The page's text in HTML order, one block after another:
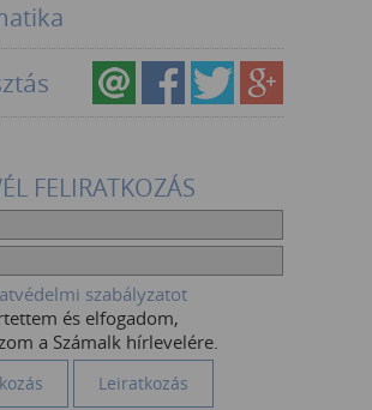
FELIRATKOZÁS
szabályzatot
és elfogadom,
a Számalk hírlevelére.